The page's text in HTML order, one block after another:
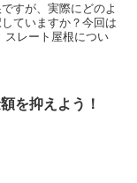
すが、実際にどのよ
ていますか？今回は
スレート屋根につい
を抑えよう！